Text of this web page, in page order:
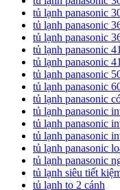
tủ lạnh panasonic
tủ lạnh panasonic
tủ lạnh panasonic
tủ lạnh panasonic
tủ lạnh panasonic
tủ lạnh panasonic
tủ lạnh panasonic
tủ lạnh panasonic
tủ lạnh panasonic
tủ lạnh panasonic
tủ lạnh panasonic
tủ lạnh panasonic
tủ lạnh panasonic
tủ lạnh siêu tiết
tủ lạnh to 2 cánh